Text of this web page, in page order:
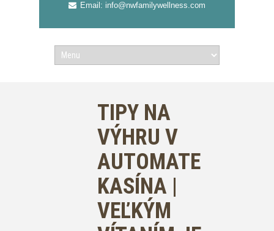
Email: info@nwfamilywellness.com
TIPY NA
VÝHRU V
AUTOMATE
KASÍNA |
VEĽKÝM